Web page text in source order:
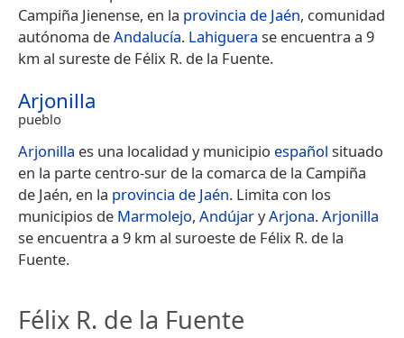
Campiña Jienense, en la provincia de Jaén, comunidad
autónoma deAndalucía. Lahiguera se encuentra a 9
km al sureste de Félix R. de la Fuente.
Arjonilla
pueblo
Arjonilla es una localidad y municipio español situado
en la parte centro-sur de la comarca de la Campiña
de Jaén, en la provincia de Jaén. Limita con los
municipios de Marmolejo, AndújaryArjona.Arjonilla
se encuentra a 9 km al suroeste de Félix R. de la
Fuente.
Félix R. de la Fuente